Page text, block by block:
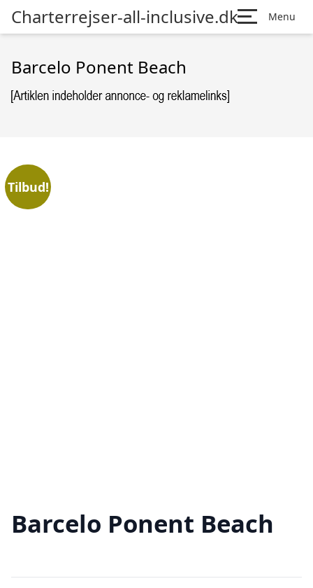
Charterrejser-all-inclusive.dk Menu
Barcelo Ponent Beach
Tilbud!
Barcelo Ponent Beach